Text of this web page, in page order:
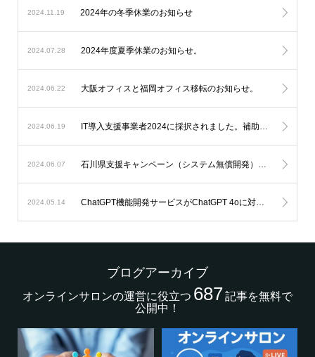
2024.11.19 2024年の冬季休業のお知らせ
2024.07.28 2024年度夏季休業のお知らせ。
2024.06.22 大阪オフィスと福岡オフィス移転のお知らせ。
2024.06.19 IT導入支援事業者2024に採択されました。補助金を利用したオンラインサロン開発が可能になります。
2024.06.07 石川県支援キャンペーン（システム無償開発）延長のお知らせ。
2024.05.14 ChatGPT機能開発サービスがChatGPT 4oに対応します。
ブログアーカイブ
オンラインサロンの運営に役立つ 687記事を無料で
公開中！